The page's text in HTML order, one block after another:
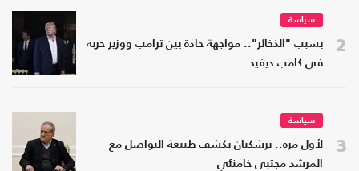
2
سياسة
بسبب "الذخائر".. مواجهة حادة بين ترامب ووزير حربه
في كامب ديفيد
3
سياسة
لأول مرة.. بزشكيان يكشف طبيعة التواصل مع
المرشد مجتبى خامنئي